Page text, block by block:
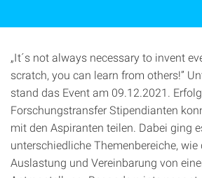
„It´s not always necessary to invent
scratch, you can learn from others!”
stand das Event am 09.12.2021.
Forschungstransfer Stipendianten
mit den Aspiranten teilen. Dabei ging
unterschiedliche Themenbereiche,
Auslastung und Vereinbarung von